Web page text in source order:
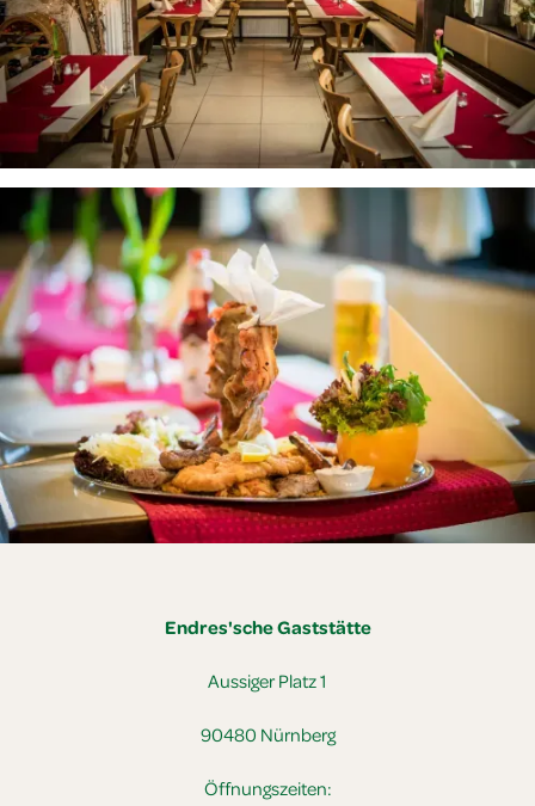
Endres'sche Gaststätte
Aussiger Platz 1
90480 Nürnberg
Öffnungszeiten: